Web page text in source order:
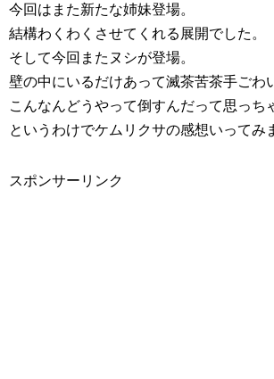
今回はまた新たな姉妹登場。
結構わくわくさせてくれる展開でした。
そして今回またヌシが登場。
壁の中にいるだけあって滅茶苦茶手ごわ
こんなんどうやって倒すんだって思っち
というわけでケムリクサの感想いってみ
スポンサーリンク